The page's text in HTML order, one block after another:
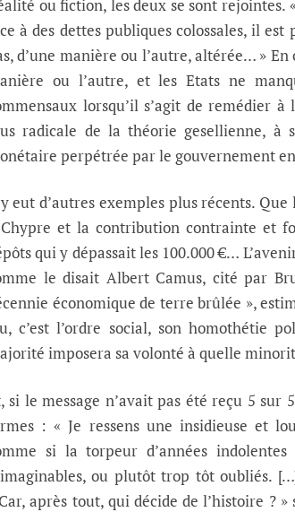
ou fiction, les deux se sont
à des dettes publiques colossales, il
d’une manière ou l’autre, altérée… »
ou l’autre, et les Etats ne
lorsqu’il s’agit de remédier
radicale de la théorie gesellienne, à
perpétrée par le gouvernement
eut d’autres exemples plus récents.
et la contribution contrainte et
qui y dépassait les 100.000 €…
le disait Albert Camus, cité par
économique de terre brûlée »,
c’est l’ordre social, son homothétie
imposera sa volonté à quelle
si le message n’avait pas été reçu 5 sur
: « Je ressens une insidieuse et
si la torpeur d’années
ou plutôt trop tôt oubliés.
après tout, qui décide de l’histoire ?